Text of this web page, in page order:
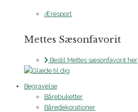
Æresport
Mettes Sæsonfavorit
Bestil Mettes sæsonfavorit her
Begravelse
Bårebuketter
Båredekorationer